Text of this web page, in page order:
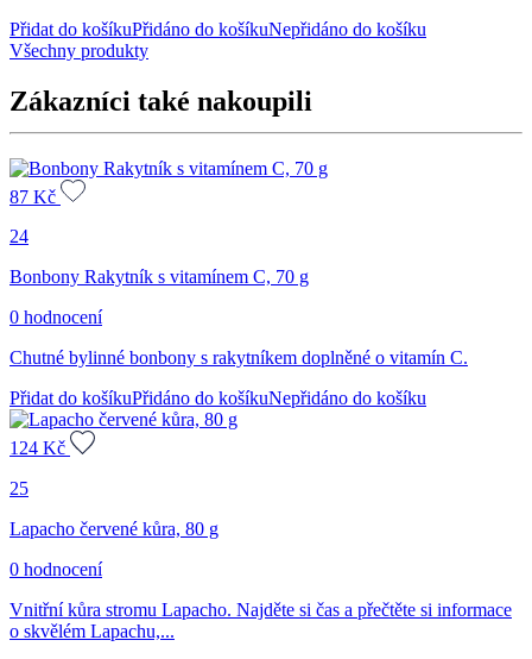
Přidat do košíkuPřidáno do košíkuNepřidáno do košíku
Všechny produkty
Zákazníci také nakoupili
87 Kč
24
Bonbony Rakytník s vitamínem C, 70 g
0 hodnocení
Chutné bylinné bonbony s rakytníkem doplněné o vitamín C.
Přidat do košíkuPřidáno do košíkuNepřidáno do košíku
124 Kč
25
Lapacho červené kůra, 80 g
0 hodnocení
Vnitřní kůra stromu Lapacho. Najděte si čas a přečtěte si informace
o skvělém Lapachu,...